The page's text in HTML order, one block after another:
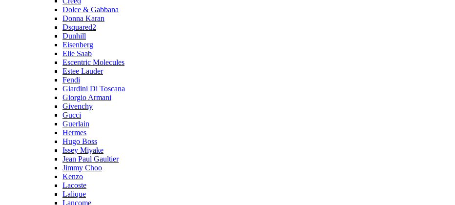
Dolce & Gabbana
Donna Karan
Dsquared2
Dunhill
Eisenberg
Elie Saab
Escentric Molecules
Estee Lauder
Fendi
Giardini Di Toscana
Giorgio Armani
Givenchy
Gucci
Guerlain
Hermes
Hugo Boss
Issey Miyake
Jean Paul Gaultier
Jimmy Choo
Kenzo
Lacoste
Lalique
Lancome